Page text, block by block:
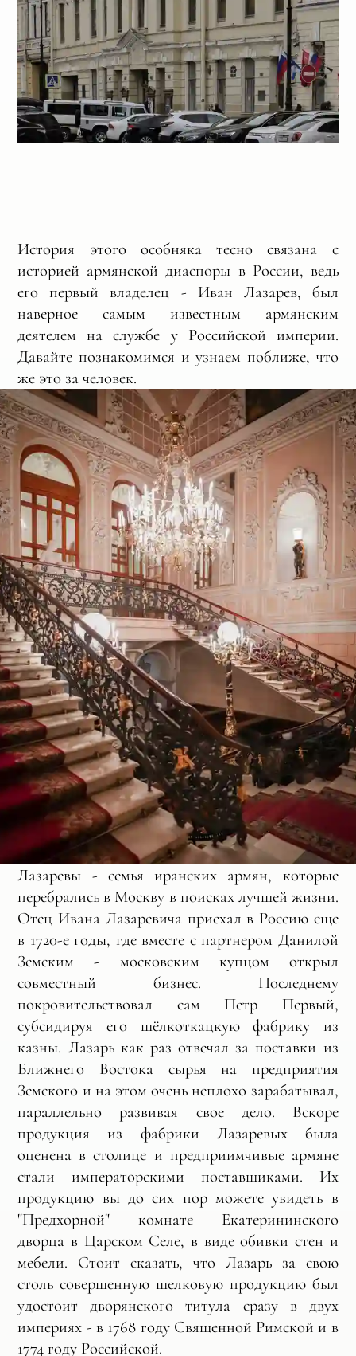
История этого особняка тесно связана с
историей армянской диаспоры в России, ведь
его первый владелец - Иван Лазарев, был
наверное самым известным армянским
деятелем на службе у Российской империи.
Давайте познакомимся и узнаем поближе, что
же это за человек.
Лазаревы - семья иранских армян, которые
перебрались в Москву в поисках лучшей жизни.
Отец Ивана Лазаревича приехал в Россию еще
в 1720-е годы, где вместе с партнером Данилой
Земским - московским купцом открыл
совместный бизнес. Последнему
покровительствовал сам Петр Первый,
субсидируя его шёлкоткацкую фабрику из
казны. Лазарь как раз отвечал за поставки из
Ближнего Востока сырья на предприятия
Земского и на этом очень неплохо зарабатывал,
параллельно развивая свое дело. Вскоре
продукция из фабрики Лазаревых была
оценена в столице и предприимчивые армяне
стали императорскими поставщиками. Их
продукцию вы до сих пор можете увидеть в
"Предхорной" комнате Екатерининского
дворца в Царском Селе, в виде обивки стен и
мебели. Стоит сказать, что Лазарь за свою
столь совершенную шелковую продукцию был
удостоит дворянского титула сразу в двух
империях - в 1768 году Священной Римской и в
1774 году Российской.